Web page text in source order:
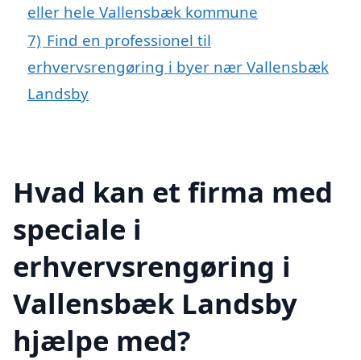
eller hele Vallensbæk kommune
7) Find en professionel til
erhvervsrengøring i byer nær Vallensbæk
Landsby
Hvad kan et firma med
speciale i
erhvervsrengøring i
Vallensbæk Landsby
hjælpe med?